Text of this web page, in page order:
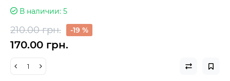
В наличии 5
210.00 грн. -19 %
170.00 грн.